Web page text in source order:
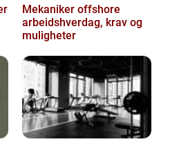
Mekaniker offshore
arbeidshverdag, krav og
muligheter